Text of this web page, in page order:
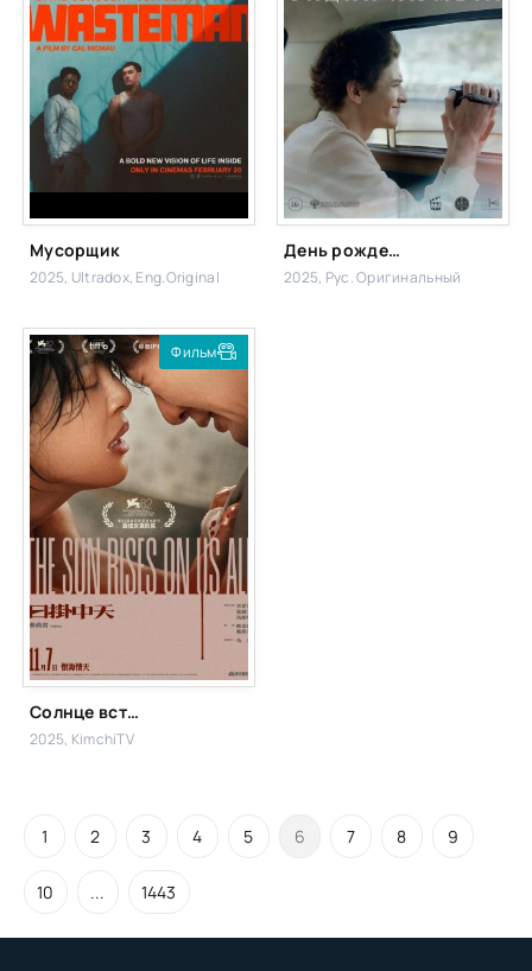
Мусорщик
2025, Ultradox, Eng.Original
День рождения Сидни Люмета
2025, Рус. Оригинальный
Фильм
Солнце встаёт над всеми нами
2025, KimchiTV
1 2 3 4 5 6 7 8 9
10 ... 1443